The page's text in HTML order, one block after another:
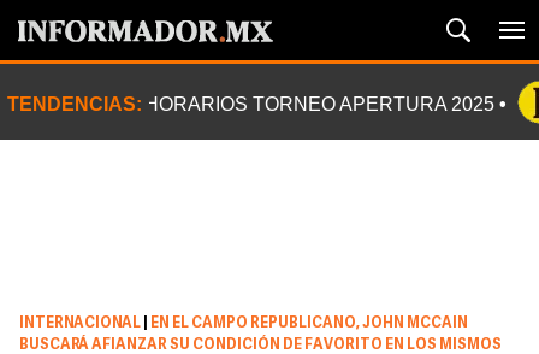
TENDENCIAS: HORARIOS TORNEO APERTURA 2025
INTERNACIONAL
EN EL CAMPO REPUBLICANO, JOHN MCCAIN
BUSCARÁ AFIANZAR SU CONDICIÓN DE FAVORITO EN LOS MISMOS